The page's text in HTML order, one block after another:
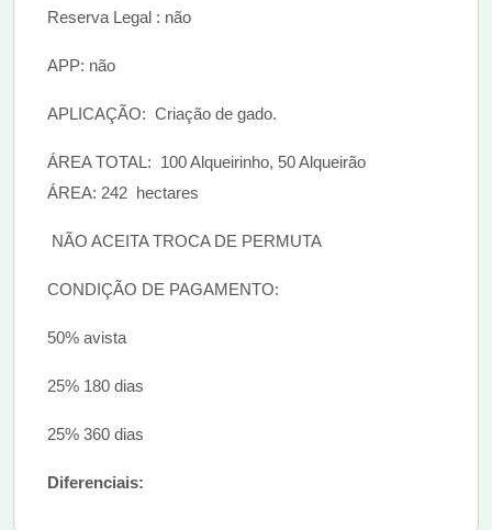
Reserva Legal : não
APP: não
APLICAÇÃO: Criação de gado.
ÁREA TOTAL: 100 Alqueirinho, 50 Alqueirão
ÁREA: 242 hectares
NÃO ACEITA TROCA DE PERMUTA
CONDIÇÃO DE PAGAMENTO:
50% avista
25% 180 dias
25% 360 dias
Diferenciais: